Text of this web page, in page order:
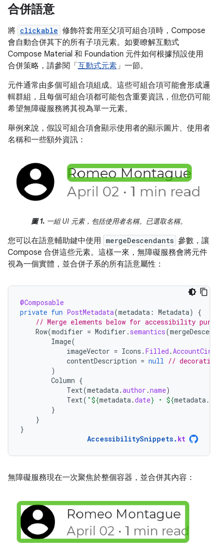
合併語意
將 clickable 修飾符套用至父項可組合項時，Compose
會自動合併其下的所有子項元素。如要瞭解互動式
Compose Material 和 Foundation 元件如何根據預設使用
合併策略，請參閱「 互動式元素」一節。
元件通常由多個可組合項組成。這些可組合項可能會形成邏
輯群組，且每個可組合項都可能包含重要資訊，但您仍可能
希望無障礙服務將其視為單一元素。
舉例來說，假設可組合項會顯示使用者的顯示圖片、使用者
名稱和一些額外資訊：
圖 1. 一組 UI 元素，包括使用者名稱。已選取名稱。
您可以在語意輔助鍵中使用 mergeDescendants 參數，讓
Compose 合併這些元素。這樣一來，無障礙服務會將元件
視為一個實體，並合併子系的所有語意屬性：
@Composable
private fun PostMetadata(metadata : Metadata)
{
// Merge elements below for accessibility
Row(modifier = Modifier . semantics(
Image(
imageVector = Icons . Filled .
contentDescription = null // decorative
)
Column {
Text(metadata.author .name)
Text( "${metadata.date} • ${metadata.
}
}
}
AccessibilitySnippets. kt
無障礙服務現在一次聚焦於整個容器，並合併其內容：